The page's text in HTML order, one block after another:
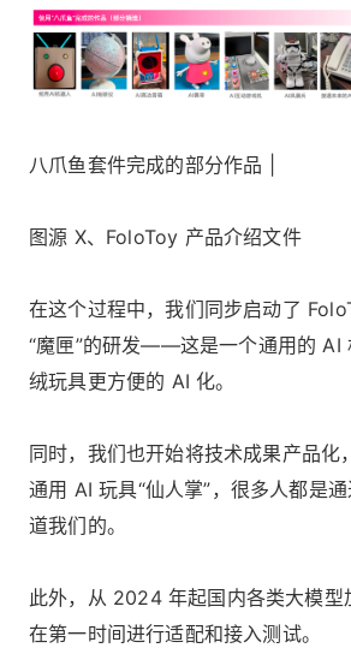
八爪鱼套件完成的部分作品 |
图源 X、FoloToy 产品介绍文件
在这个过程中，我们同步启动了
“魔匣”的研发——这是一个通用的 AI
绒玩具更方便的 AI 化。
同时，我们也开始将技术成果产品化
通用 AI 玩具“仙人掌”，很多人都是
道我们的。
此外，从 2024 年起国内各类大模型
在第一时间进行适配和接入测试。